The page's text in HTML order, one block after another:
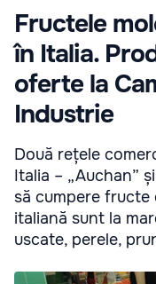
Fructele
în Italia.
oferte la
Industrie
Două rețele
Italia – „Auchan”
să cumpere fructe
italiană sunt la
uscate, perele,